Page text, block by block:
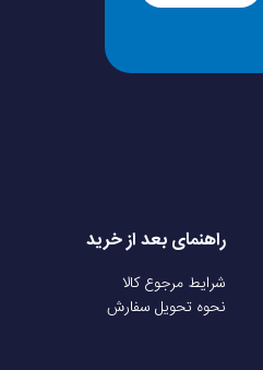
تهیه کنید ( از هنگام باز شدن بسته
فنی، گارانتی تعویض باطل خواهد
راهنمای بعد از خرید
شرایط مرجوع کالا
نحوه تحویل سفارش